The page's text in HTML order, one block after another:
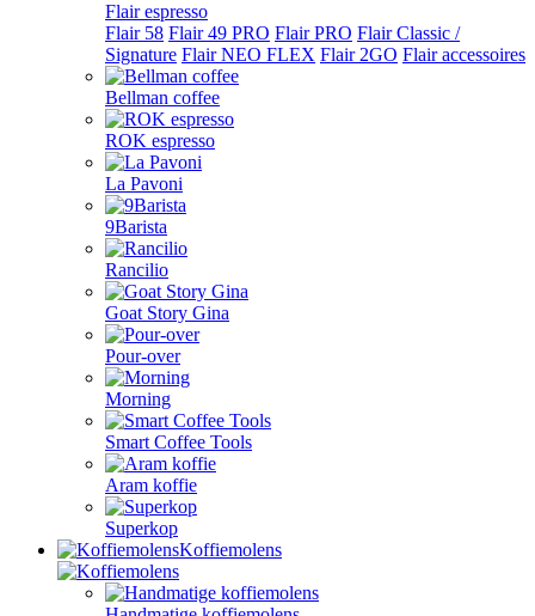
Flair espresso
Flair 58 Flair 49 PRO Flair PRO Flair Classic /
Signature Flair NEO FLEX Flair 2GO Flair accessoires
Bellman coffee
ROK espresso
La Pavoni
9Barista
Rancilio
Goat Story Gina
Pour-over
Morning
Smart Coffee Tools
Aram koffie
Superkop
Koffiemolens